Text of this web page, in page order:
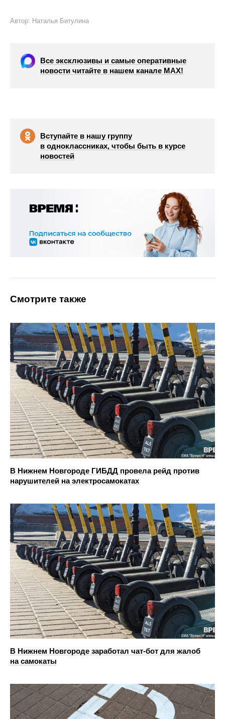
Автор: Наталья Битулина
Все эксклюзивы и самые оперативные
новости читайте в нашем канале МАХ!
Вступайте в нашу группу
в одноклассниках, чтобы быть в курсе
новостей
Смотрите также
В Нижнем Новгороде ГИБДД провела рейд против
нарушителей на электросамокатах
В Нижнем Новгороде заработал чат-бот для жалоб
на самокаты